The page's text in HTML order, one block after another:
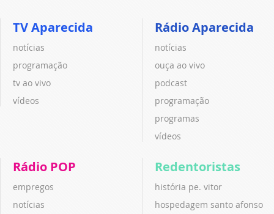
TV Aparecida
notícias
programação
tv ao vivo
vídeos
Rádio Aparecida
notícias
ouça ao vivo
podcast
programação
programas
vídeos
Rádio POP
empregos
notícias
Redentoristas
história pe. vitor
hospedagem santo afonso